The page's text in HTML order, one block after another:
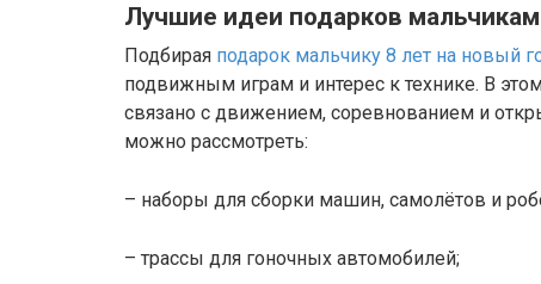
Лучшие идеи подарков
Подбирая подарок мальчику 8 лет на новый
подвижным играм и интерес к технике. В
связано с движением, соревнованием и
можно рассмотреть:
– наборы для сборки машин, самолётов и
– трассы для гоночных автомобилей;